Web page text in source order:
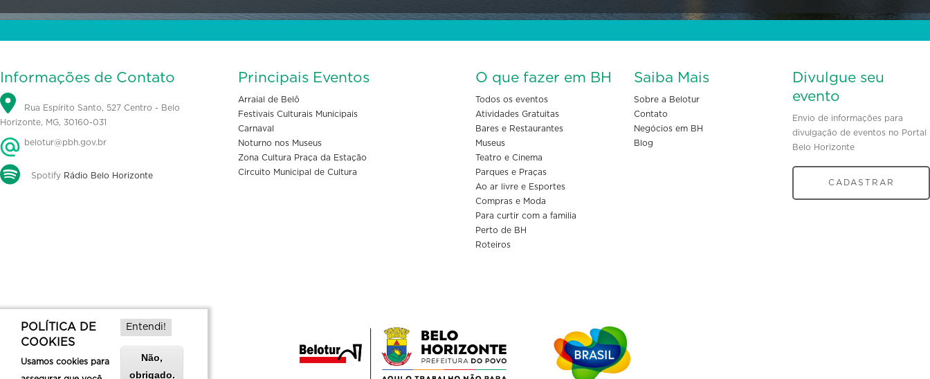
Informações de Contato
Rua Espírito Santo, 527 Centro - Belo
Horizonte, MG, 30160-031
belotur@pbh.gov.br
Spotify Rádio Belo Horizonte
Principais Eventos
Arraial de Belô
Festivais Culturais Municipais
Carnaval
Noturno nos Museus
Zona Cultura Praça da Estação
Circuito Municipal de Cultura
O que fazer em BH
Todos os eventos
Atividades Gratuitas
Bares e Restaurantes
Museus
Teatro e Cinema
Parques e Praças
Ao ar livre e Esportes
Compras e Moda
Para curtir com a familia
Perto de BH
Roteiros
Saiba Mais
Sobre a Belotur
Contato
Negócios em BH
Blog
Divulgue seu
evento
Envio de informações para
divulgação de eventos no Portal
Belo Horizonte
CADASTRAR
POLÍTICA DE
COOKIES
Usamos cookies para
Entendi!
Não,
obrigado.